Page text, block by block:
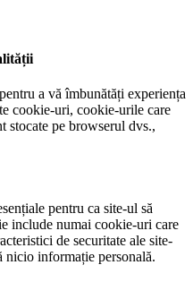
a vă îmbunătăți experiența
cookie-uri, cookie-urile care
stocate pe browserul dvs.,
pentru ca site-ul să
include numai cookie-uri care
de securitate ale site-
nicio informație personală.